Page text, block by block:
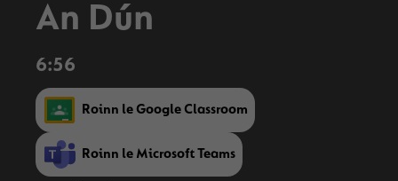
An Dún
6:56
Roinn le Google Classroom
Roinn le Microsoft Teams